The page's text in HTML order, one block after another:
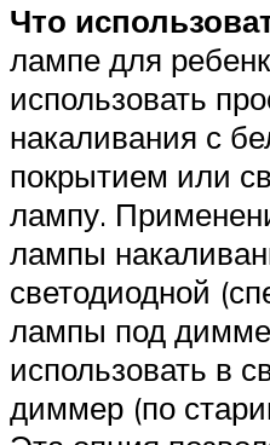
Что
лампе для
использовать
накаливания с
покрытием или
лампу.
лампы
светодиодной
лампы под
использовать в
диммер (по